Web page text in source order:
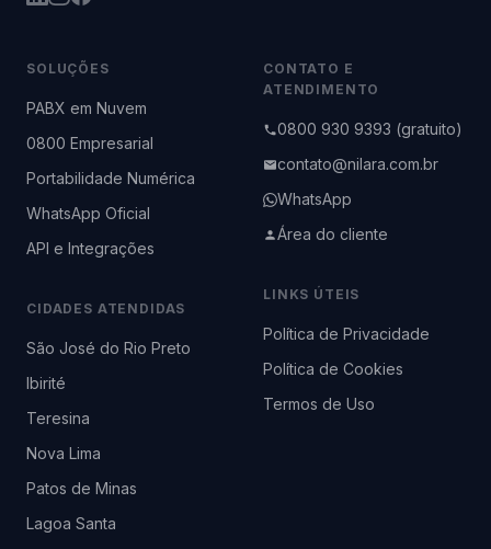
SOLUÇÕES
PABX em Nuvem
0800 Empresarial
Portabilidade Numérica
WhatsApp Oficial
API e Integrações
CIDADES ATENDIDAS
São José do Rio Preto
Ibirité
Teresina
Nova Lima
Patos de Minas
Lagoa Santa
CONTATO E
ATENDIMENTO
0800 930 9393 (gratuito)
contato@nilara.com.br
WhatsApp
Área do cliente
LINKS ÚTEIS
Política de Privacidade
Política de Cookies
Termos de Uso